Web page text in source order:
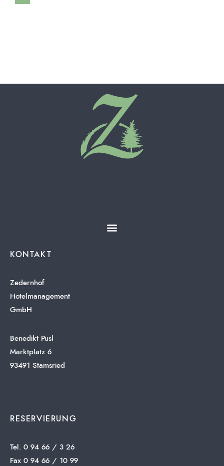
KONTAKT
Zedernhof
Hotelmanagement
GmbH
Benedikt Pusl
Marktplatz 6
93491 Stamsried
RESERVIERUNG
Tel. 0 94 66 / 3 26
Fax 0 94 66 / 10 99